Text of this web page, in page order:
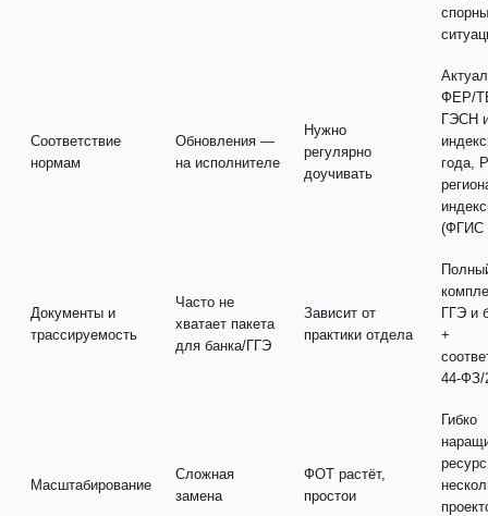
Соответствие
нормам
Обновления —
на исполнителе
Нужно
регулярно
доучивать
ФЕР/
ГЭСН
года,
(ФГИС
Документы и
трассируемость
Часто не
хватает пакета
для банка/ГГЭ
Зависит от
практики отдела
ГГЭ и
+
44-ФЗ/
Масштабирование
Сложная
замена
ФОТ растёт,
простои
Гибко